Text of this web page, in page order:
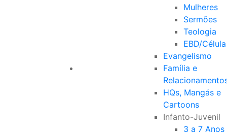
Mulheres
Sermões
Teologia
EBD/Célula
Evangelismo
Família e
HQs, Mangás e
Cartoons
Infanto-Juvenil
3 a 7 Anos